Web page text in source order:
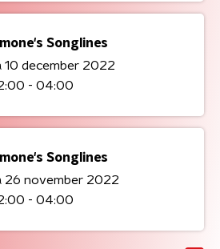
Songlines
10 december 2022
- 04:00
Songlines
26 november 2022
- 04:00